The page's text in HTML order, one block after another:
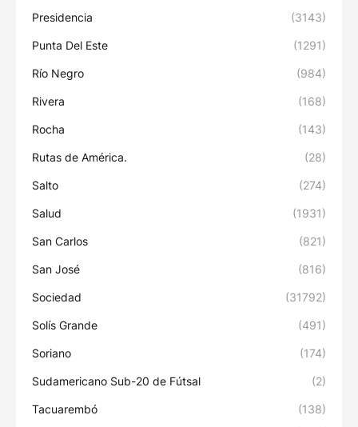
Presidencia (3143)
Punta Del Este (1291)
Río Negro (984)
Rivera (168)
Rocha (143)
Rutas de América. (28)
Salto (274)
Salud (1931)
San Carlos (821)
San José (816)
Sociedad (31792)
Solís Grande (491)
Soriano (174)
Sudamericano Sub-20 de Fútsal (2)
Tacuarembó (138)